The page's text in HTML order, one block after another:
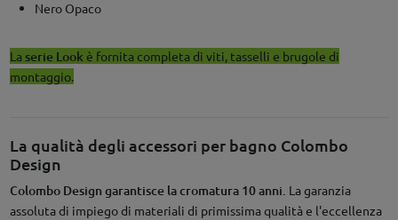
Nero Opaco
La serie Look è fornita completa di viti, tasselli e brugole di
montaggio.
La qualità degli accessori per bagno Colombo
Design
Colombo Design garantisce la cromatura 10 anni. La garanzia
assoluta di impiego di materiali di primissima qualità e l'eccellenza